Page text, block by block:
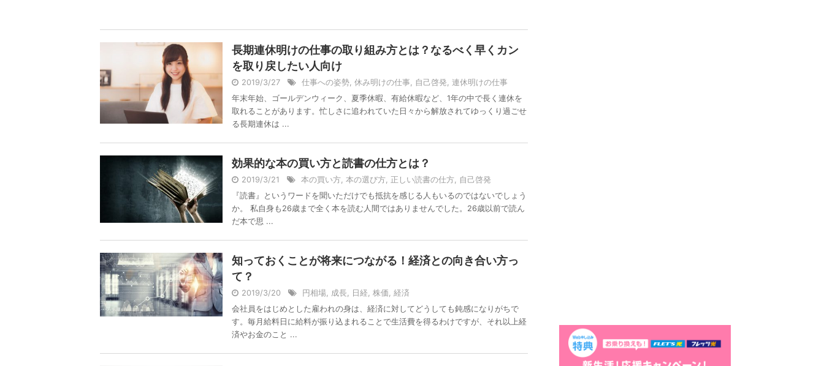
長期連休明けの仕事の取り組み方とは？なるべく早くカン
を取り戻したい人向け
2019/3/27 仕事への姿勢 休み明けの仕事 自己啓発 連休明けの仕事
年末年始、ゴールデンウィーク、夏季休暇、有給休暇など、1年の中で長く連休を
取れることがあります。忙しさに追われていた日々から解放されてゆっくり過ごせ
る長期連休は ...
効果的な本の買い方と読書の仕方とは？
2019/3/21 本の買い方 本の選び方 正しい読書の仕方
自己啓発
『読書』というワードを聞いただけでも抵抗を感じる人もいるのではないでしょう
か。 私自身も26歳まで全く本を読む人間ではありませんでした。26歳以前で読ん
だ本で思 ...
知っておくことが将来につながる！経済との向き合い方っ
て？
2019/3/20 円相場 成長 日経 株価 経済
会社員をはじめとした雇われの身は、経済に対してどうしても鈍感になりがちで
す。毎月給料日に給料が振り込まれることで生活費を得るわけですが、それ以上経
済やお金のこと ...